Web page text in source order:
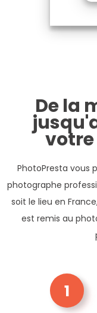
De la
votre
PhotoPresta vous
photographe
soit le lieu en
est remis au
1